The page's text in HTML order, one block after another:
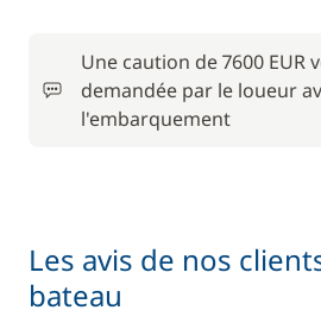
Cuisinier (repas non inclus)
Rachat de Franchise
Une caution de 7600 EUR
demandée par le loueur
l'embarquement
Les avis de nos
bateau